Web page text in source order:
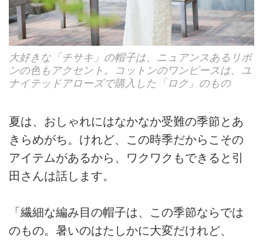
大好きな「チサキ」の帽子は、ニュアンスあるリボ
ンの色もアクセント。コットンのワンピースは、ユ
ナイテッドアローズで購入した「ロク」のもの
夏は、おしゃれにはなかなか受難の季節とあ
きらめがち。けれど、この時季だからこその
アイテムがあるから、ワクワクもできると引
田さんは話します。
「繊細な編み目の帽子は、この季節ならでは
のもの。暑いのはたしかに大変だけれど、